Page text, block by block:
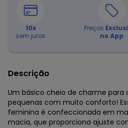
10x
sem juros
Preços
no App
Descrição
Um básico cheio de charme para
pequenas com muito conforto!
feminina é confeccionada em
macia, que proporciona ajuste